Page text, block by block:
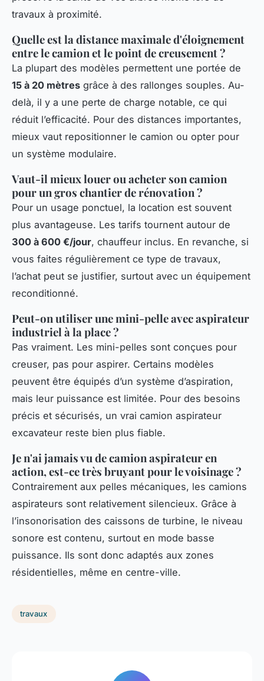
travaux à proximité.
Quelle est la distance maximale d'éloignement
entre le camion et le point de creusement ?
La plupart des modèles permettent une portée de
15 à 20 mètres grâce à des rallonges souples. Au-
delà, il y a une perte de charge notable, ce qui
réduit l’efficacité. Pour des distances importantes,
mieux vaut repositionner le camion ou opter pour
un système modulaire.
Vaut-il mieux louer ou acheter son camion
pour un gros chantier de rénovation ?
Pour un usage ponctuel, la location est souvent
plus avantageuse. Les tarifs tournent autour de
300 à 600 €/jour, chauffeur inclus. En revanche, si
vous faites régulièrement ce type de travaux,
l’achat peut se justifier, surtout avec un équipement
reconditionné.
Peut-on utiliser une mini-pelle avec aspirateur
industriel à la place ?
Pas vraiment. Les mini-pelles sont conçues pour
creuser, pas pour aspirer. Certains modèles
peuvent être équipés d’un système d’aspiration,
mais leur puissance est limitée. Pour des besoins
précis et sécurisés, un vrai camion aspirateur
excavateur reste bien plus fiable.
Je n'ai jamais vu de camion aspirateur en
action, est-ce très bruyant pour le voisinage ?
Contrairement aux pelles mécaniques, les camions
aspirateurs sont relativement silencieux. Grâce à
l’insonorisation des caissons de turbine, le niveau
sonore est contenu, surtout en mode basse
puissance. Ils sont donc adaptés aux zones
résidentielles, même en centre-ville.
travaux